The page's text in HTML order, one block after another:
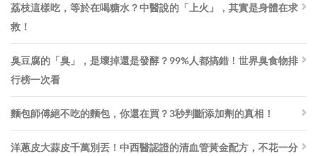
荔枝這樣吃，等於在喝糖水？中醫說的「上火」，其實是身體在求
救！
臭豆腐的「臭」，是壞掉還是發酵？99%人都搞錯！世界臭食物排
行榜一次看
麵包師傅絕不吃的麵包，你還在買？3秒判斷添加劑的真相！
洋蔥皮大蒜皮千萬別丟！中西醫認證的清血管黃金配方，不花一分